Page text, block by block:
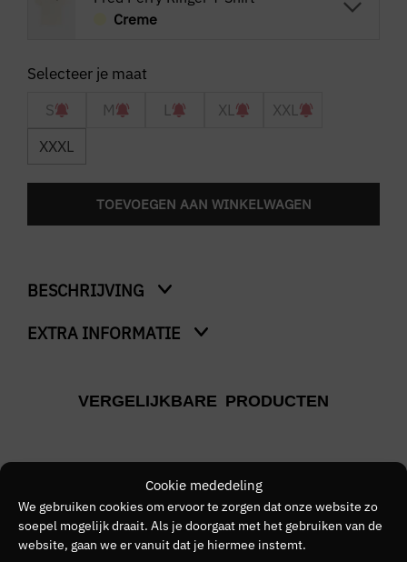
Cookie mededeling
We gebruiken cookies om ervoor te zorgen dat onze website zo
soepel mogelijk draait. Als je doorgaat met het gebruiken van de
website, gaan we er vanuit dat je hiermee instemt.
Creme
S M L XL
XXL
XXXL
TOEVOEGEN AAN WINKELWAGEN
BESCHRIJVING
Ringer T-Shirt
EXTRA INFORMATIE
Creme
Kleurnummer
01
VERGELIJKBARE PRODUCTEN